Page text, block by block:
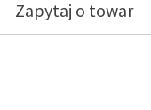
Zapytaj o towar